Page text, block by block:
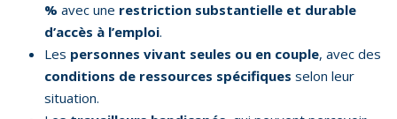
% avec une restriction substantielle et durable
d’accès à l’emploi.
Les personnes vivant seules ou en couple, avec des
conditions de ressources spécifiques selon leur
situation.